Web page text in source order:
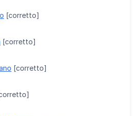
[corretto]
[corretto]
[corretto]